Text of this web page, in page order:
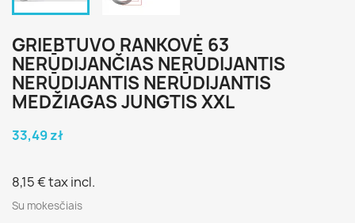
GRIEBTUVO RANKOVĖ 63
NERŪDIJANČIAS NERŪDIJANTIS
NERŪDIJANTIS NERŪDIJANTIS
MEDŽIAGAS JUNGTIS XXL
33,49 zł
8,15 €tax incl.
Su mokesčiais